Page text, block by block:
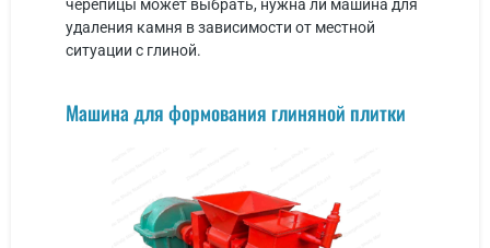
черепицы может выбрать, нужна ли машина для
удаления камня в зависимости от местной
ситуации с глиной.
Машина для формования глиняной плитки